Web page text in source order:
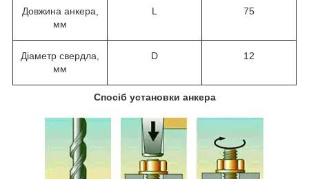
Довжина анкера,
мм
L 75
Діаметр свердла,
мм
D 12
Спосіб установки анкера